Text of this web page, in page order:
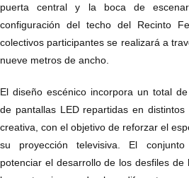
puerta central y la boca de
configuración del techo del Recinto
colectivos participantes se realizará a
nueve metros de ancho.
El diseño escénico incorpora un total
de pantallas LED repartidas en
creativa, con el objetivo de reforzar el
su proyección televisiva. El
potenciar el desarrollo de los desfiles